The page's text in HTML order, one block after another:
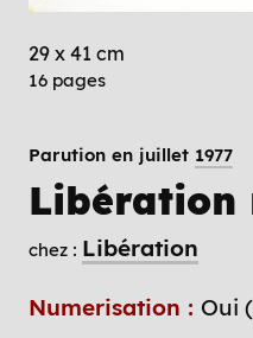
29 x 41 cm
16 pages
Parution en juillet 1977
Libération
chez : Libération
Numerisation : Oui